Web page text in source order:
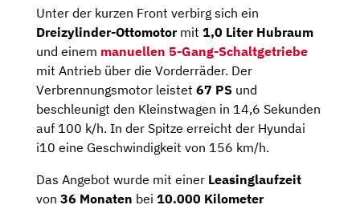
Unter der kurzen Front verbirg sich ein
Dreizylinder-Ottomotormit 1,0 Liter Hubraum
und einem manuellen 5-Gang-Schaltgetriebe
mit Antrieb über die Vorderräder. Der
Verbrennungsmotor leistet 67 PS und
beschleunigt den Kleinstwagen in 14,6 Sekunden
auf 100 k/h. In der Spitze erreicht der Hyundai
i10 eine Geschwindigkeit von 156 km/h.
Das Angebot wurde mit einer Leasinglaufzeit
von 36 Monaten bei 10.000 Kilometer